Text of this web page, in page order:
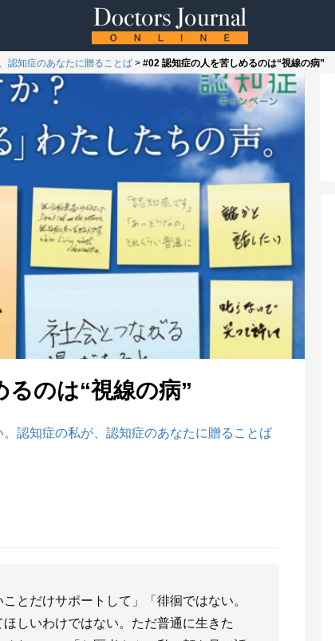
認知症のあなたに贈ることば> #02 認知症の人を苦しめるのは“視線の病”
のは“視線の病”
認知症の私が、認知症のあなたに贈ることば
とだけサポートして」「徘徊ではない。
しいわけではない。ただ普通に生きた